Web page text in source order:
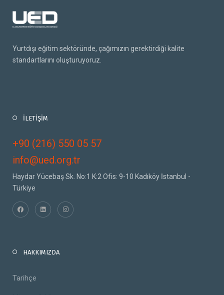
Yurtdışı eğitim sektöründe, çağımızın gerektirdiği kalite
standartlarını oluşturuyoruz.
İLETİŞİM
+90 (216) 550 05 57
info@ued.org.tr
Haydar Yücebaş Sk. No:1 K:2 Ofis: 9-10 Kadıköy İstanbul -
Türkiye
HAKKIMIZDA
Tarihçe